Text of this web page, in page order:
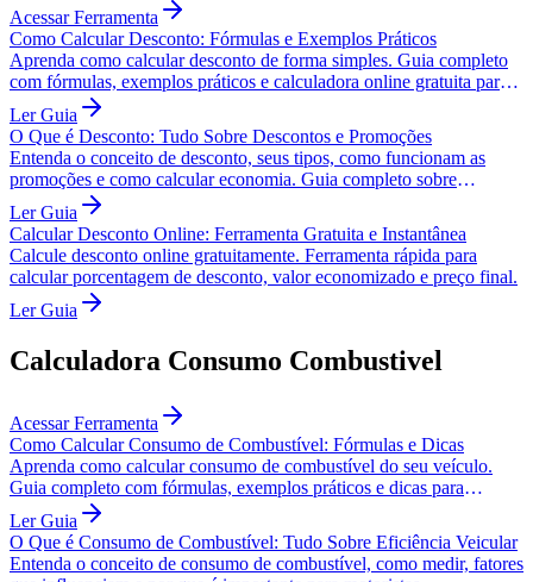
Acessar Ferramenta
Como Calcular Desconto: Fórmulas e Exemplos Práticos
Aprenda como calcular desconto de forma simples. Guia completo
com fórmulas, exemplos práticos e calculadora online gratuita para
descontos.
Ler Guia
O Que é Desconto: Tudo Sobre Descontos e Promoções
Entenda o conceito de desconto, seus tipos, como funcionam as
promoções e como calcular economia. Guia completo sobre
descontos.
Ler Guia
Calcular Desconto Online: Ferramenta Gratuita e Instantânea
Calcule desconto online gratuitamente. Ferramenta rápida para
calcular porcentagem de desconto, valor economizado e preço final.
Ler Guia
Calculadora Consumo Combustivel
Acessar Ferramenta
Como Calcular Consumo de Combustível: Fórmulas e Dicas
Aprenda como calcular consumo de combustível do seu veículo.
Guia completo com fórmulas, exemplos práticos e dicas para
economizar gasolina.
Ler Guia
O Que é Consumo de Combustível: Tudo Sobre Eficiência Veicular
Entenda o conceito de consumo de combustível, como medir, fatores